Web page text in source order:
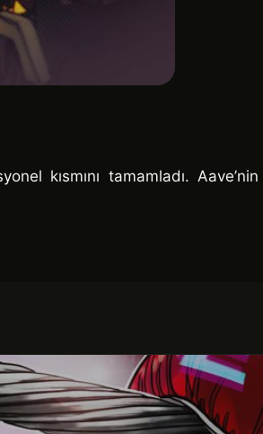
kısmını tamamladı. Aave’nin